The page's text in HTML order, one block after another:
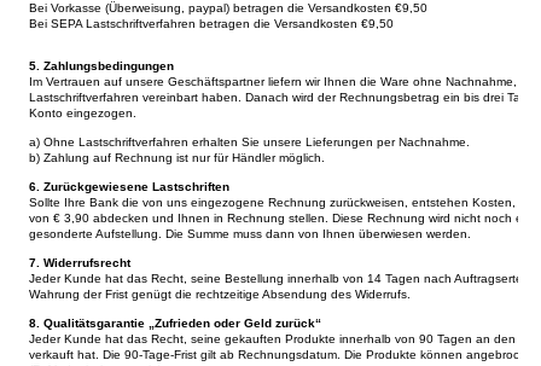
Bei Vorkasse (Überweisung, paypal) betragen die Versandkosten €9,50
Bei SEPA Lastschriftverfahren betragen die Versandkosten €9,50
5. Zahlungsbedingungen
Im Vertrauen auf unsere Geschäftspartner liefern wir Ihnen die Ware ohne Nachnahme,
Lastschriftverfahren vereinbart haben. Danach wird der Rechnungsbetrag ein bis drei
Konto eingezogen.
a) Ohne Lastschriftverfahren erhalten Sie unsere Lieferungen per Nachnahme.
b) Zahlung auf Rechnung ist nur für Händler möglich.
6. Zurückgewiesene Lastschriften
Sollte Ihre Bank die von uns eingezogene Rechnung zurückweisen, entstehen Kosten,
von € 3,90 abdecken und Ihnen in Rechnung stellen. Diese Rechnung wird nicht noch
gesonderte Aufstellung. Die Summe muss dann von Ihnen überwiesen werden.
7. Widerrufsrecht
Jeder Kunde hat das Recht, seine Bestellung innerhalb von 14 Tagen nach
Wahrung der Frist genügt die rechtzeitige Absendung des Widerrufs.
8. Qualitätsgarantie „Zufrieden oder Geld zurück“
Jeder Kunde hat das Recht, seine gekauften Produkte innerhalb von 90 Tagen an den
verkauft hat. Die 90-Tage-Frist gilt ab Rechnungsdatum. Die Produkte können